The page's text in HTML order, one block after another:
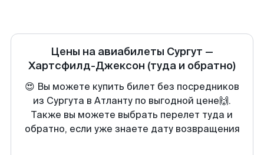
Цены на авиабилеты Сургут —
Хартсфилд-Джексон (туда и обратно)
😍 Вы можете купить билет без посредников
из Сургута в Атланту по выгодной цене🙌.
Также вы можете выбрать перелет туда и
обратно, если уже знаете дату возвращения